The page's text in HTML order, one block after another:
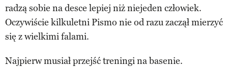
radzą sobie na desce lepiej niż niejeden człowiek.
Oczywiście kilkuletni Pismo nie od razu zaczął mierzyć
się z wielkimi falami.
Najpierw musiał przejść treningi na basenie.